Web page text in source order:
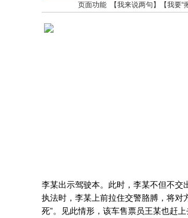
页面功能 【我来说两句 】【我要“
李某出示驾驶本。此时，李某不但不交
执法时，李某上前拉住交警胳膊，将对
死”。见此情形，该车售票员王某也赶